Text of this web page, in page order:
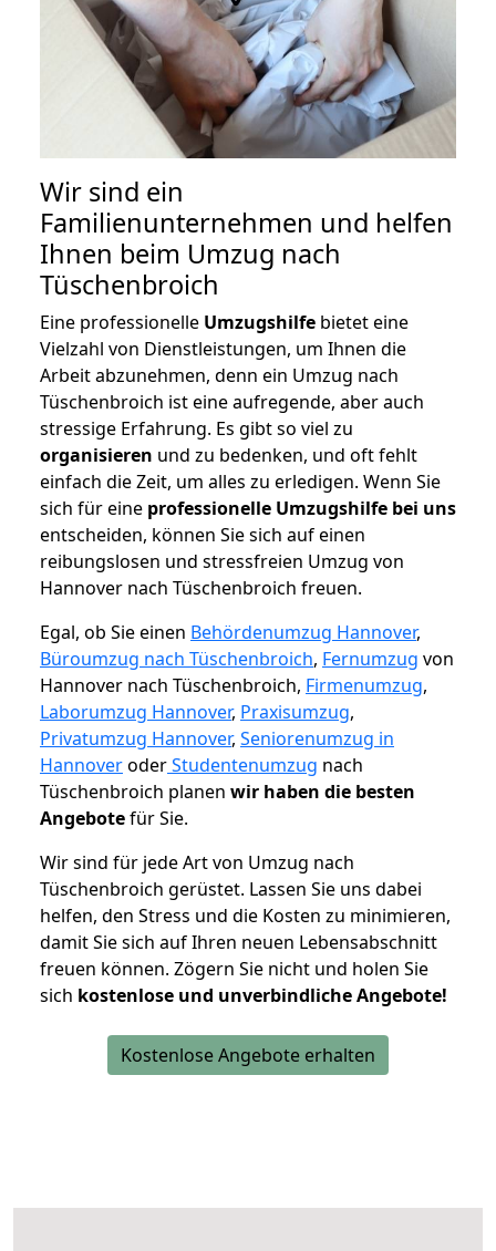
Wir sind ein
Familienunternehmen und helfen
Ihnen beim Umzug nach
Tüschenbroich
Eine professionelle Umzugshilfe bietet eine
Vielzahl von Dienstleistungen, um Ihnen die
Arbeit abzunehmen, denn ein Umzug nach
Tüschenbroich ist eine aufregende, aber auch
stressige Erfahrung. Es gibt so viel zu
organisieren und zu bedenken, und oft fehlt
einfach die Zeit, um alles zu erledigen. Wenn Sie
sich für eine professionelle Umzugshilfe bei uns
entscheiden, können Sie sich auf einen
reibungslosen und stressfreien Umzug von
Hannover nach Tüschenbroich freuen.
Egal, ob Sie einen Behördenumzug Hannover,
Büroumzug nach Tüschenbroich, Fernumzug von
Hannover nach Tüschenbroich, Firmenumzug,
Laborumzug Hannover, Praxisumzug,
Privatumzug Hannover, Seniorenumzug in
HannoveroderStudentenumzug nach
Tüschenbroich planen wir haben die besten
Angebotefür Sie.
Wir sind für jede Art von Umzug nach
Tüschenbroich gerüstet. Lassen Sie uns dabei
helfen, den Stress und die Kosten zu minimieren,
damit Sie sich auf Ihren neuen Lebensabschnitt
freuen können. Zögern Sie nicht und holen Sie
sich kostenlose und unverbindliche Angebote!
Kostenlose Angebote erhalten